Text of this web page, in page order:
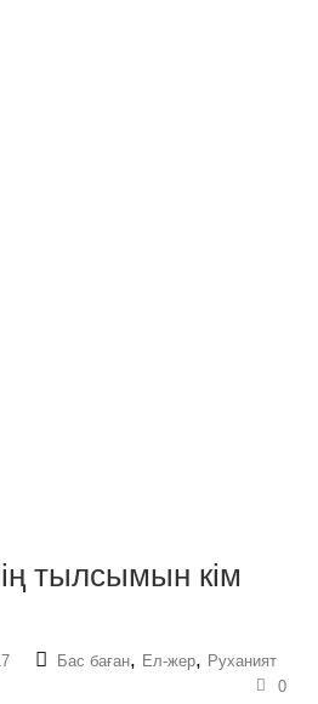
тылсымын кім
Бас баған, Ел-жер, Руханият
0